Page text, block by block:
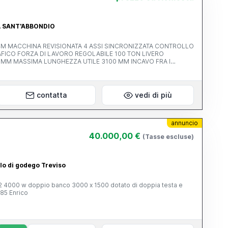
LIVERO
FRA I
contatta vedi di più
annuncio
40.000,00 € (Tasse escluse)
di godego Treviso
Enrico